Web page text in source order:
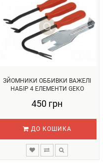
ЗЙОМНИКИ ОББИВКИ ВАЖЕЛІ
НАБІР 4 ЕЛЕМЕНТИ GEKO
450 грн
ДО КОШИКА